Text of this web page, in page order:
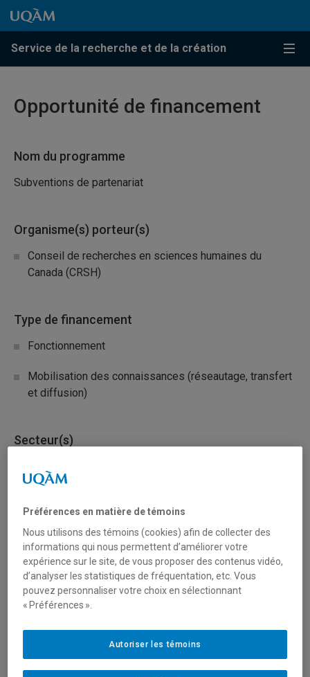
Passer au contenu
Accéder au menu principal
Accéder à la recherche
Passer au contenu
Accéder au menu principal
Service de la recherche et de la création
Menu
Opportunité de financement
Nom du programme
Subventions de partenariat
Organisme(s) porteur(s)
Conseil de recherches en sciences humaines du
Canada (CRSH)
Type de financement
Fonctionnement
Mobilisation des connaissances (réseautage, transfert
et diffusion)
Secteur(s)
Description du programme
D’une durée de quatre à sept ans, les Subventions de
partenariat financent des partenariats officiels, nouveaux
ou existants, qui font progresser la recherche et la
en espèces ou en nature.
Préférences en matière de témoins
Nous utilisons des témoins (cookies) afin de collecter des
informations qui nous permettent d’améliorer votre
expérience sur le site, de vous proposer des contenus vidéo,
d’analyser les statistiques de fréquentation, etc. Vous
pouvez personnaliser votre choix en sélectionnant
« Préférences ».
Autoriser les témoins